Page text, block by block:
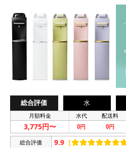
総合評価 水
月額料金 水代 配送料
3,775円〜 0円 0円
総合評価 9.9 ［